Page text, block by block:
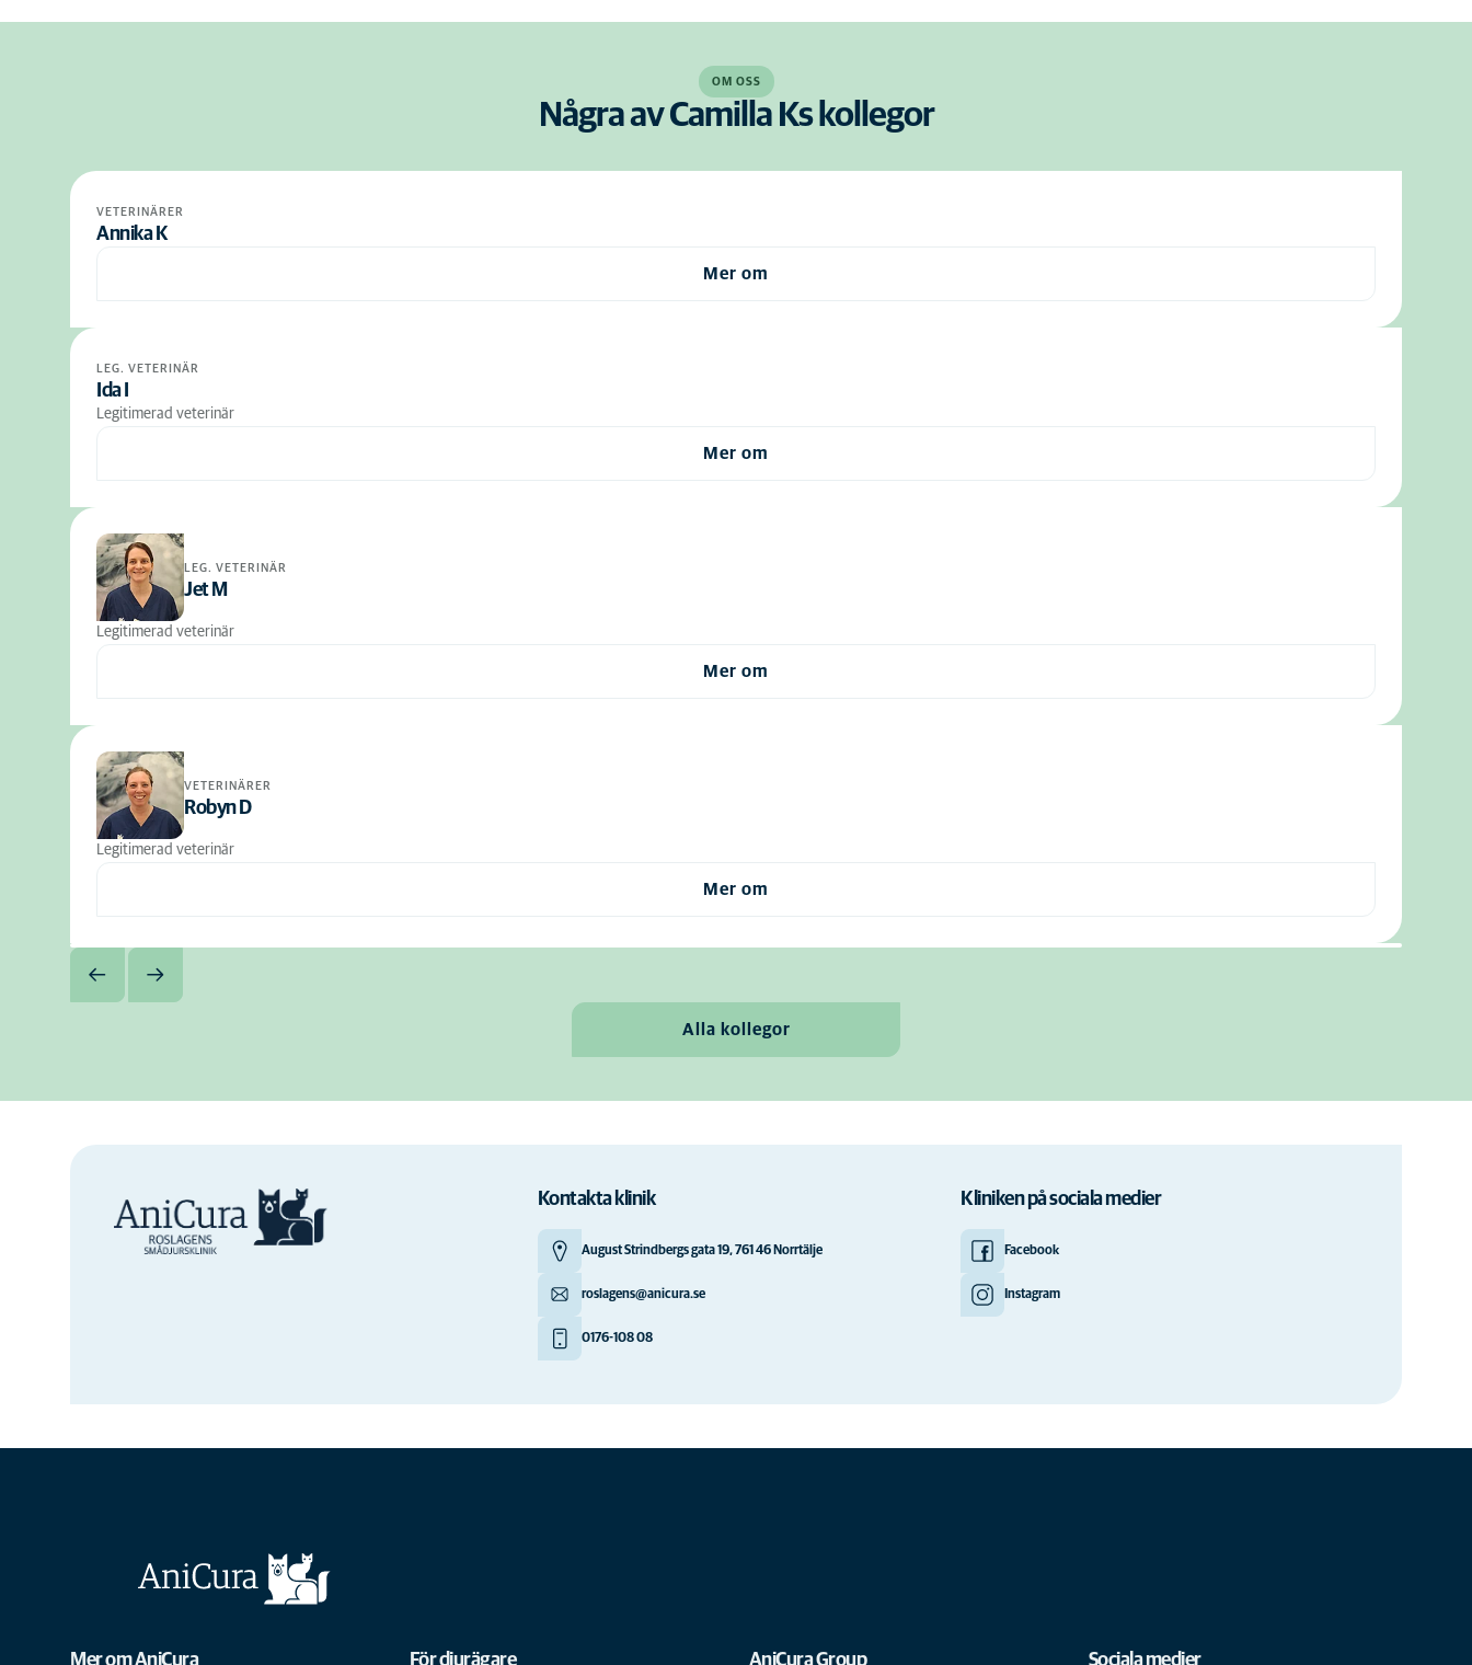
OM OSS
Några av Camilla Ks kollegor
VETERINÄRER
Annika K
Mer om
LEG. VETERINÄR
Ida I
Legitimerad veterinär
Mer om
LEG. VETERINÄR
Jet M
Legitimerad veterinär
Mer om
VETERINÄRER
Robyn D
Legitimerad veterinär
Mer om
Alla kollegor
Kontakta klinik
August Strindbergs gata 19, 761 46 Norrtälje
roslagens@anicura.se
0176-108 08
Kliniken på sociala medier
Facebook
Instagram
Mer om AniCura För djurägare AniCura Group Sociala medier